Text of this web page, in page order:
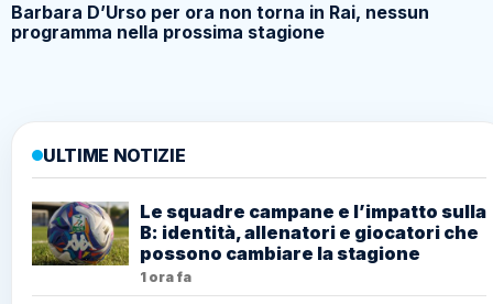
Barbara D’Urso per ora non torna in Rai, nessun
programma nella prossima stagione
ULTIME NOTIZIE
Le squadre campane e l’impatto sulla
B: identità, allenatori e giocatori che
possono cambiare la stagione
1 ora fa